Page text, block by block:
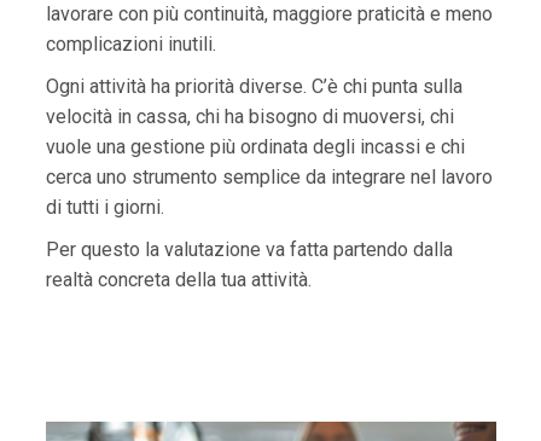
lavorare con più continuità, maggiore praticità e meno
complicazioni inutili.
Ogni attività ha priorità diverse. C’è chi punta sulla
velocità in cassa, chi ha bisogno di muoversi, chi
vuole una gestione più ordinata degli incassi e chi
cerca uno strumento semplice da integrare nel lavoro
di tutti i giorni.
Per questo la valutazione va fatta partendo dalla
realtà concreta della tua attività.